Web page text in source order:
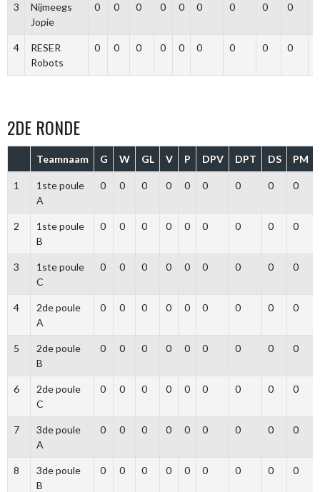
3
Nijmeegs
Jopie
0 0 0 0 0 0 0 0 0
4
RESER
Robots
0 0 0 0 0 0 0 0 0
2DE RONDE
Teamnaam G W GL V P DPV DPT DS PM
1
1ste poule
A
0 0 0 0 0 0 0 0 0
2
1ste poule
B
0 0 0 0 0 0 0 0 0
3
1ste poule
C
0 0 0 0 0 0 0 0 0
4
2de poule
A
0 0 0 0 0 0 0 0 0
5
2de poule
B
0 0 0 0 0 0 0 0 0
6
2de poule
C
0 0 0 0 0 0 0 0 0
7
3de poule
A
0 0 0 0 0 0 0 0 0
8
3de poule
B
0 0 0 0 0 0 0 0 0